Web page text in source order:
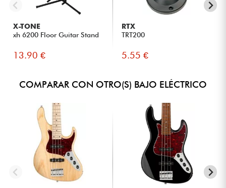
X-TONE
xh 6200 Floor Guitar Stand
13.90 €
RTX
TRT200
5.55 €
COMPARAR CON OTRO(S) BAJO ELÉCTRICO